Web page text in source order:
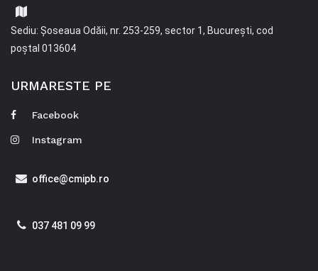
Sediu: Șoseaua Odăii, nr. 253-259, sector 1, București, cod
poștal 013604
URMARESTE PE
Facebook
Instagram
office@cmipb.ro
037 481 09 99